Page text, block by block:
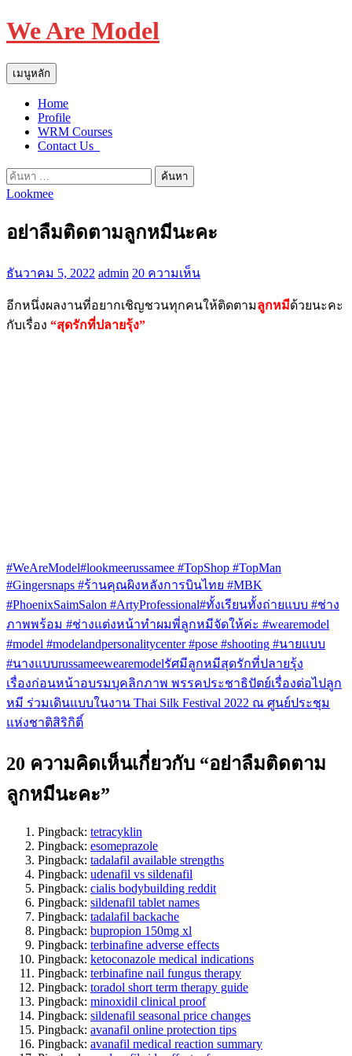
We Are Model
ค้นหา
เมนูหลัก
ยัง
เนื้อหา
Home
Profile
WRM Courses
Contact Us_
ค้นหา
สำหรับ:
Lookmee
อย่าลืมติดตามลูกหมีนะคะ
ธันวาคม 5, 2022 admin 20 ความเห็น
อีกหนึ่งผลงานที่อยากเชิญชวนทุกคนให้ติดตามลูกหมีด้วยนะคะ
กับเรื่อง “สุดรักที่ปลายรุ้ง”
#WeAreModel#lookmeerussamee #TopShop #TopMan
#Gingersnaps #ร้านคุณผิงหลังการบินไทย #MBK
#PhoenixSaimSalon #ArtyProfessional#ทั้งเรียนทั้งถ่ายแบบ #ช่าง
ภาพพร้อม #ช่างแต่งหน้าทำผมพี่ลูกหมีจัดให้ค่ะ #wearemodel
#model #modelandpersonalitycenter #pose #shooting #นายแบบ
#นางแบบrussameewearemodelรัศมีลูกหมีสุดรักที่ปลายรุ้ง
เมนู
นำทาง
เรื่องก่อนหน้าอบรมบุคลิกภาพ พรรคประชาธิปัตย์เรื่องต่อไปลูก
หมี ร่วมเดินแบบในงาน Thai Silk Festival 2022 ณ ศูนย์ประชุม
แห่งชาติสิริกิติ์
20 ความคิดเห็นเกี่ยวกับ “อย่าลืมติดตาม
ลูกหมีนะคะ”
Pingback: tetracyklin
Pingback: esomeprazole
Pingback: tadalafil available strengths
Pingback: udenafil vs sildenafil
Pingback: cialis bodybuilding reddit
Pingback: sildenafil tablet names
Pingback: tadalafil backache
Pingback: bupropion 150mg xl
Pingback: terbinafine adverse effects
Pingback: ketoconazole medical indications
Pingback: terbinafine nail fungus therapy
Pingback: toradol short term therapy guide
Pingback: minoxidil clinical proof
Pingback: sildenafil seasonal price changes
Pingback: avanafil online protection tips
Pingback: avanafil medical reaction summary